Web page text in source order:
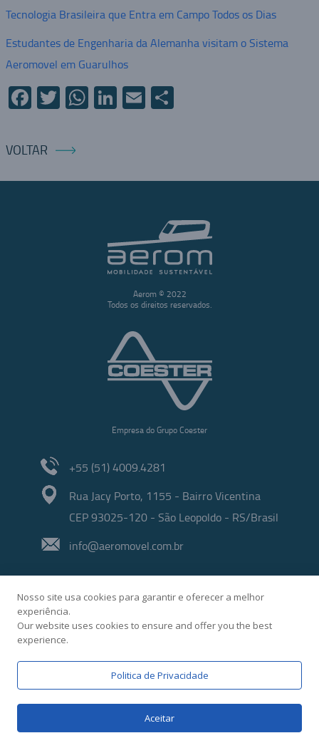
Tecnologia Brasileira que Entra em Campo Todos os Dias
Estudantes de Engenharia da Alemanha visitam o Sistema
Aeromovel em Guarulhos
Facebook
Twitter
WhatsApp
LinkedIn
EmailCompartilhar
VOLTAR
Aerom © 2022
Todos os direitos reservados.
Empresa do Grupo Coester
+55 (51) 4009.4281
Rua Jacy Porto, 1155 - Bairro Vicentina
CEP 93025-120 - São Leopoldo - RS/Brasil
info@aeromovel.com.br
Nosso site usa cookies para garantir e oferecer a melhor
experiência.
Our website uses cookies to ensure and offer you the best
experience.
Politica de Privacidade
Aceitar